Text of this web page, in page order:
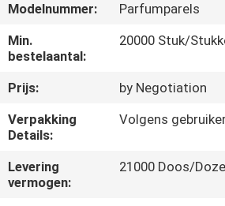
CONTACTEER
ONS
VERZOEK
OM
Modelnummer:
Parfumparels
Min.
bestelaantal:
20000 Stuk/
Prijs:
by Negotiation
Verpakking
Details:
Volgens
Levering
vermogen:
21000 Doos/